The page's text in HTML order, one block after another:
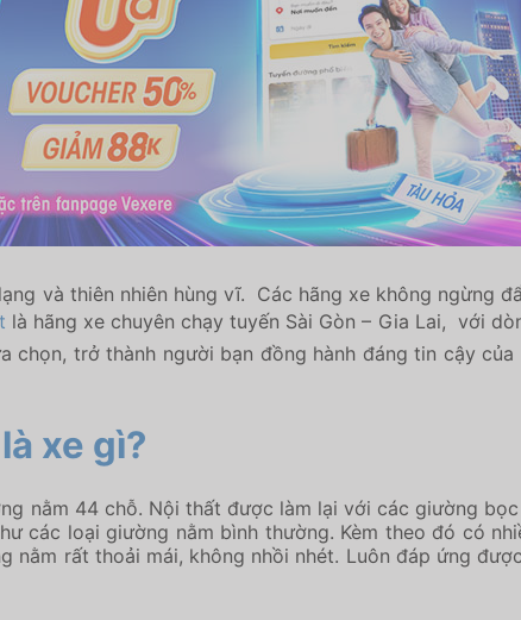
và thiên nhiên hùng vĩ. Các hãng xe không ngừng
là hãng xe chuyên chạy tuyến Sài Gòn – Gia Lai, với
chọn, trở thành người bạn đồng hành đáng tin cậy
xe gì?
nằm 44 chỗ. Nội thất được làm lại với các giường bọc
các loại giường nằm bình thường. Kèm theo đó có
rất thoải mái, không nhồi nhét. Luôn đáp ứng